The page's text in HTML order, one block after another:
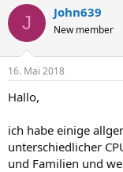
s
t
e
r
s
e
t
J John639
New member
16. Mai 2018
Hallo,
ich habe einige
unterschiedlicher
und Familien und